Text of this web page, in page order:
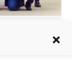
e